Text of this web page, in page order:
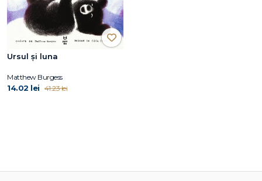
Ursul și luna
Matthew Burgess
14.02 lei 41.23 lei